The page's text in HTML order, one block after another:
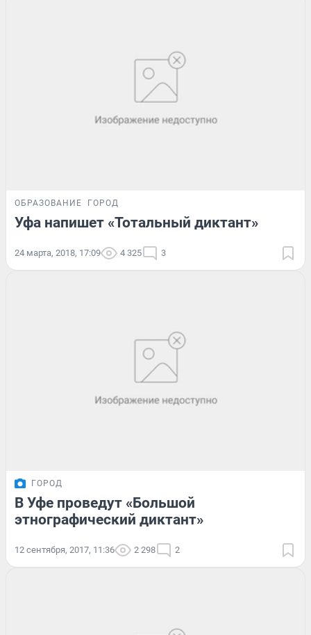
ОБРАЗОВАНИЕ ГОРОД
Уфа напишет «Тотальный диктант»
24 марта, 2018, 17:09 4 325 3
ГОРОД
В Уфе проведут «Большой
этнографический диктант»
12 сентября, 2017, 11:36 2 298 2